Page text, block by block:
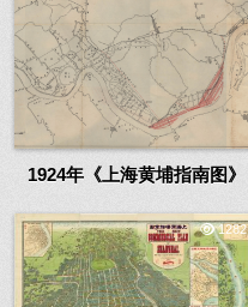
1924年《上海黄埔指南图》
1282